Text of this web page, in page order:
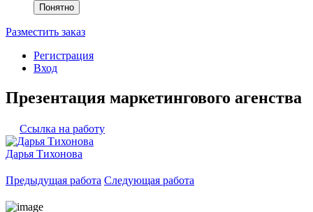
Понятно
Разместить заказ
Регистрация
Вход
Презентация маркетингового агенства
Ссылка на работу
Дарья Тихонова
Предыдущая работа Следующая работа